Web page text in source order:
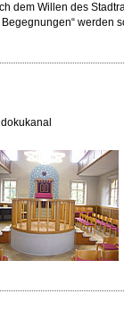
dem Willen des
werden